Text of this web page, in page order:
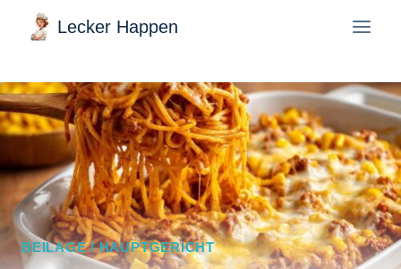
Zum
Inhalt
springen
Lecker Happen
BEILAGE / HAUPTGERICHT